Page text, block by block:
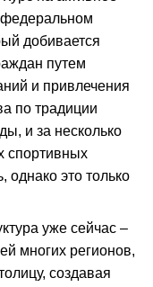
добивается
путем
и привлечения
по традиции
и за несколько
спортивных
однако это только
уже сейчас –
многих регионов,
создавая